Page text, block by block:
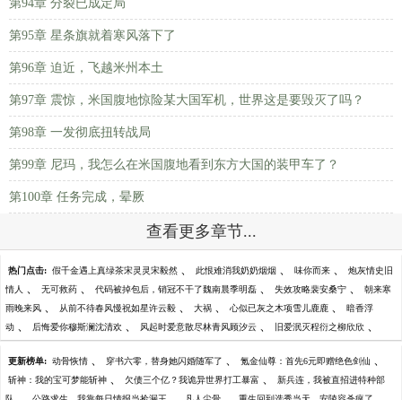
第94章 分裂已成定局
第95章 星条旗就着寒风落下了
第96章 迫近，飞越米州本土
第97章 震惊，米国腹地惊险某大国军机，世界这是要毁灭了吗？
第98章 一发彻底扭转战局
第99章 尼玛，我怎么在米国腹地看到东方大国的装甲车了？
第100章 任务完成，晕厥
查看更多章节...
热门点击: 假千金遇上真绿茶宋灵灵宋毅然 、 此恨难消我奶奶烟烟 、 味你而来 、 炮灰情史旧
情人 、 无可救药 、 代码被掉包后，销冠不干了魏南晨季明磊 、 失效攻略裴安桑宁 、 朝来寒
雨晚来风 、 从前不待春风慢祝如星许云毅 、 大祸 、 心似已灰之木项雪儿鹿鹿 、 暗香浮
动 、 后悔爱你穆斯澜沈清欢 、 风起时爱意散尽林青风顾汐云 、 旧爱泯灭程衍之柳欣欣 、
更新榜单: 动骨恢情 、 穿书六零，替身她闪婚随军了 、 氪金仙尊：首先6元即赠绝色剑仙 、
斩神：我的宝可梦能斩神 、 欠债三个亿？我诡异世界打工暴富 、 新兵连，我被直招进特种部